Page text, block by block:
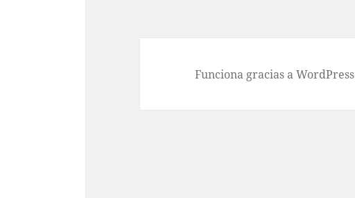
Funciona gracias a WordPress